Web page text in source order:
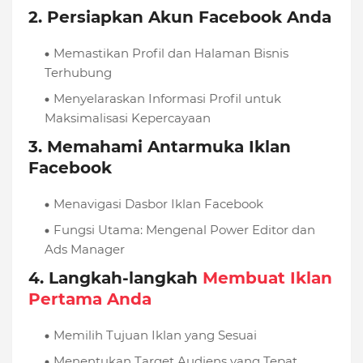
2. Persiapkan Akun Facebook Anda
Memastikan Profil dan Halaman Bisnis
Terhubung
Menyelaraskan Informasi Profil untuk
Maksimalisasi Kepercayaan
3. Memahami Antarmuka Iklan
Facebook
Menavigasi Dasbor Iklan Facebook
Fungsi Utama: Mengenal Power Editor dan
Ads Manager
4. Langkah-langkah Membuat Iklan
Pertama Anda
Memilih Tujuan Iklan yang Sesuai